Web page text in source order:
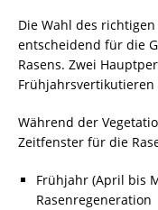
Die Wahl des
entscheidend für die
Rasens. Zwei
Während der
Zeitfenster für die
Frühjahr (April bis
Rasenregeneration